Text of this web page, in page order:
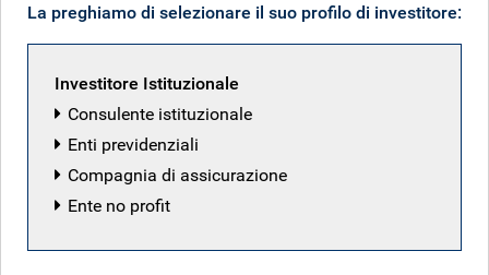
Torna a tutti i fondi
Informazioni generali
La preghiamo di selezionare il suo profilo di investitore:
Investitore Istituzionale
Consulente istituzionale
Enti previdenziali
Compagnia di assicurazione
Ente no profit